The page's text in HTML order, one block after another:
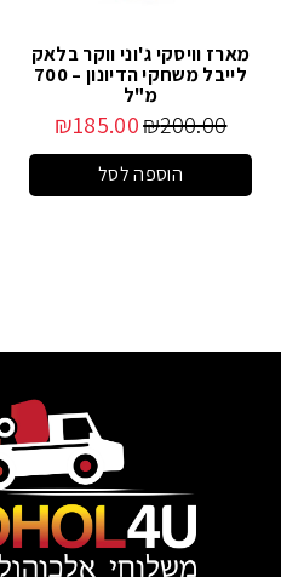
מארז וויסקי ג'וני ווקר בלאק
לייבל משחקי הדיונון – 700
מ"ל
₪200.00
₪185.00
הוספה לסל